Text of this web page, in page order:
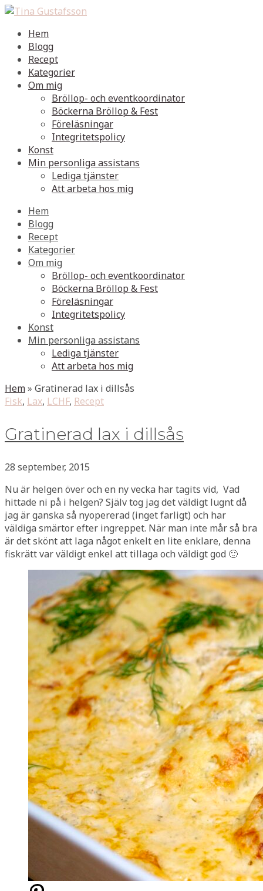
Hem
Blogg
Recept
Kategorier
Om mig
Bröllop- och eventkoordinator
Böckerna Bröllop & Fest
Föreläsningar
Integritetspolicy
Konst
Min personliga assistans
Lediga tjänster
Att arbeta hos mig
Hem
Blogg
Recept
Kategorier
Om mig
Bröllop- och eventkoordinator
Böckerna Bröllop & Fest
Föreläsningar
Integritetspolicy
Konst
Min personliga assistans
Lediga tjänster
Att arbeta hos mig
Hem» Gratinerad lax i dillsås
Fisk, Lax, LCHF, Recept
Gratinerad lax i dillsås
28 september, 2015
Nu är helgen över och en ny vecka har tagits vid, Vad
hittade ni på i helgen? Själv tog jag det väldigt lugnt då
jag är ganska så nyopererad (inget farligt) och har
väldiga smärtor efter ingreppet. När man inte mår så bra
är det skönt att laga något enkelt en lite enklare, denna
fiskrätt var väldigt enkel att tillaga och väldigt god 🙂